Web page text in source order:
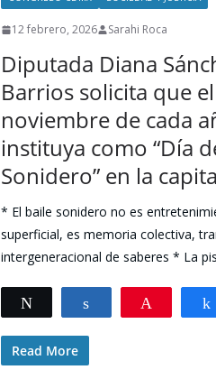
12 febrero, 2026 Sarahi Roca
Diputada Diana
Barrios solicita que
noviembre de cada
instituya como “Día
Sonidero” en la
* El baile sonidero no es
superficial, es memoria colectiva,
intergeneracional de saberes * La
Read More